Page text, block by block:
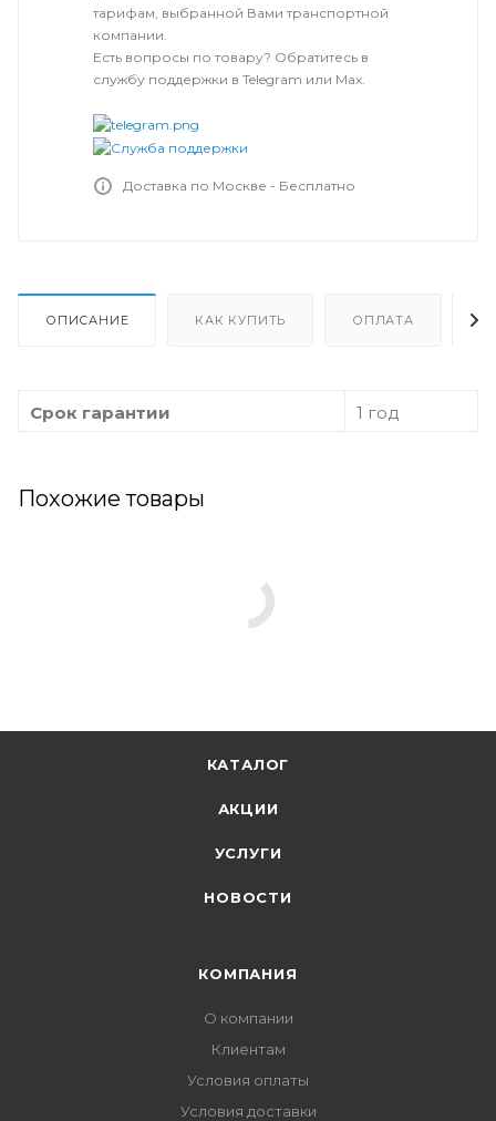
тарифам, выбранной Вами транспортной
компании.
Есть вопросы по товару? Обратитесь в
службу поддержки в Telegram или Max.
Доставка по Москве - Бесплатно
ОПИСАНИЕ КАК КУПИТЬ ОПЛАТА
Срок гарантии 1 год
Похожие товары
КАТАЛОГ
АКЦИИ
УСЛУГИ
НОВОСТИ
КОМПАНИЯ
О компании
Клиентам
Условия оплаты
Условия доставки